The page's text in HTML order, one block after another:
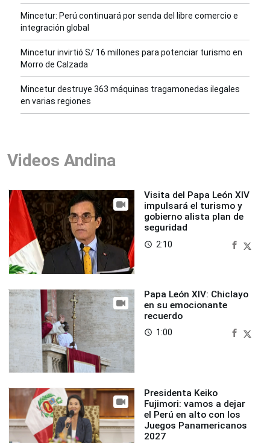
Mincetur: Perú continuará por senda del libre comercio e
integración global
Mincetur invirtió S/ 16 millones para potenciar turismo en
Morro de Calzada
Mincetur destruye 363 máquinas tragamonedas ilegales
en varias regiones
Videos Andina
Visita del Papa León XIV
impulsará el turismo y
gobierno alista plan de
seguridad
access_time 2:10
Papa León XIV: Chiclayo
en su emocionante
recuerdo
access_time 1:00
Presidenta Keiko
Fujimori: vamos a dejar
el Perú en alto con los
Juegos Panamericanos
2027